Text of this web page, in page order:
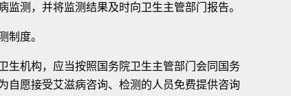
测，并将监测结果及时向卫生主管部门报告。
度。
机构，应当按照国务院卫生主管部门会同国务
自愿接受艾滋病咨询、检测的人员免费提供咨询